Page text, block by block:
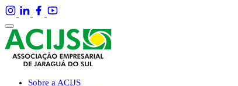
Sobre a ACIJS